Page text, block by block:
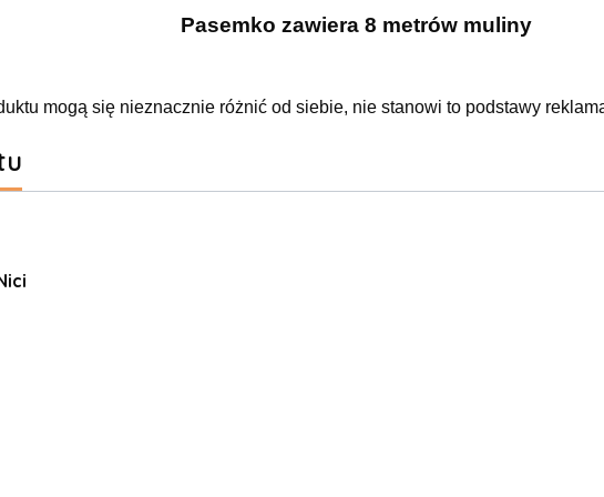
Pasemko zawiera 8 metrów muliny
mogą się nieznacznie różnić od siebie, nie stanowi to podstawy